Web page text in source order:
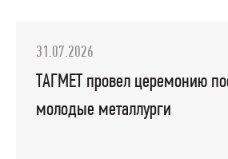
31.07.2026
ТАГМЕТ провел церемонию
молодые металлурги